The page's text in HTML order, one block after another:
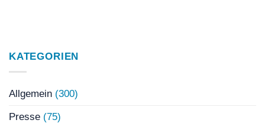
KATEGORIEN
Allgemein (300)
Presse (75)